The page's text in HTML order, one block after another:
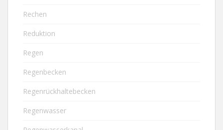
Rechen
Reduktion
Regen
Regenbecken
Regenrückhaltebecken
Regenwasser